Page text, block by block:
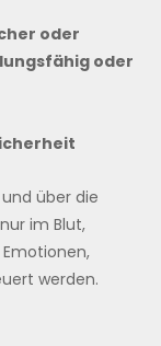
oder
oder
über die
im Blut,
werden.